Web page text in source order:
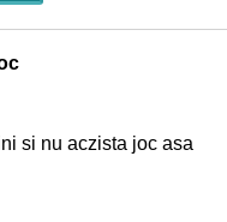
si nu aczista joc asa